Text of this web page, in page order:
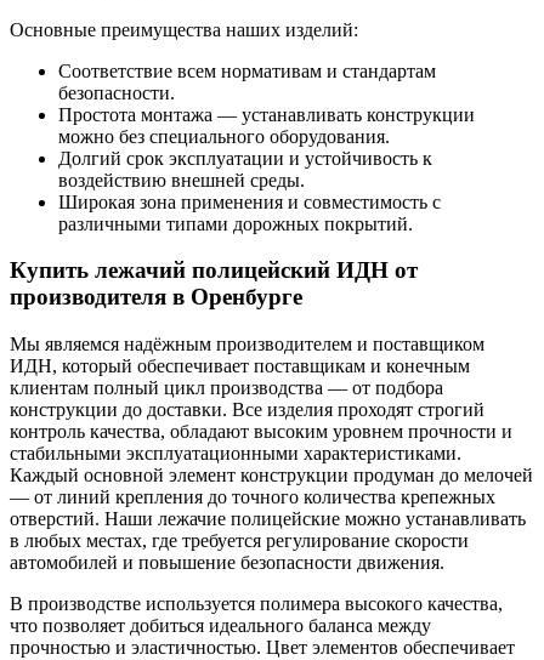
Основные преимущества наших изделий:
Соответствие всем нормативам и стандартам
безопасности.
Простота монтажа — устанавливать конструкции
можно без специального оборудования.
Долгий срок эксплуатации и устойчивость к
воздействию внешней среды.
Широкая зона применения и совместимость с
различными типами дорожных покрытий.
Купить лежачий полицейский ИДН от
производителя в Оренбурге
Мы являемся надёжным производителем и поставщиком
ИДН, который обеспечивает поставщикам и конечным
клиентам полный цикл производства — от подбора
конструкции до доставки. Все изделия проходят строгий
контроль качества, обладают высоким уровнем прочности и
стабильными эксплуатационными характеристиками.
Каждый основной элемент конструкции продуман до мелочей
— от линий крепления до точного количества крепежных
отверстий. Наши лежачие полицейские можно устанавливать
в любых местах, где требуется регулирование скорости
автомобилей и повышение безопасности движения.
В производстве используется полимера высокого качества,
что позволяет добиться идеального баланса между
прочностью и эластичностью. Цвет элементов обеспечивает